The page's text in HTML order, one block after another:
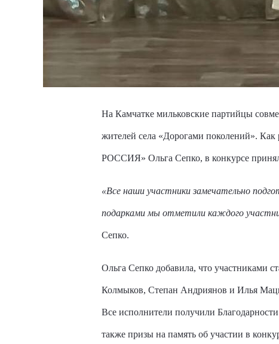
На Камчатке мильковские партийцы
жителей села «Дорогами поколений».
РОССИЯ» Ольга Сепко, в конкурсе
«Все наши участники замечательно
подарками мы отметили каждого
Сепко.
Ольга Сепко добавила, что участниками
Колмыков, Степан Андриянов и Илья
Все исполнители получили
также призы на память об участии в